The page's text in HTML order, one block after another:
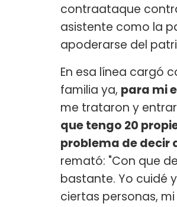
contraataque
asistente como la
apoderarse del
En esa línea cargó
familia ya, para mi
me trataron y
que tengo 20
problema de decir
remató: "Con que
bastante. Yo cuidé
ciertas personas,